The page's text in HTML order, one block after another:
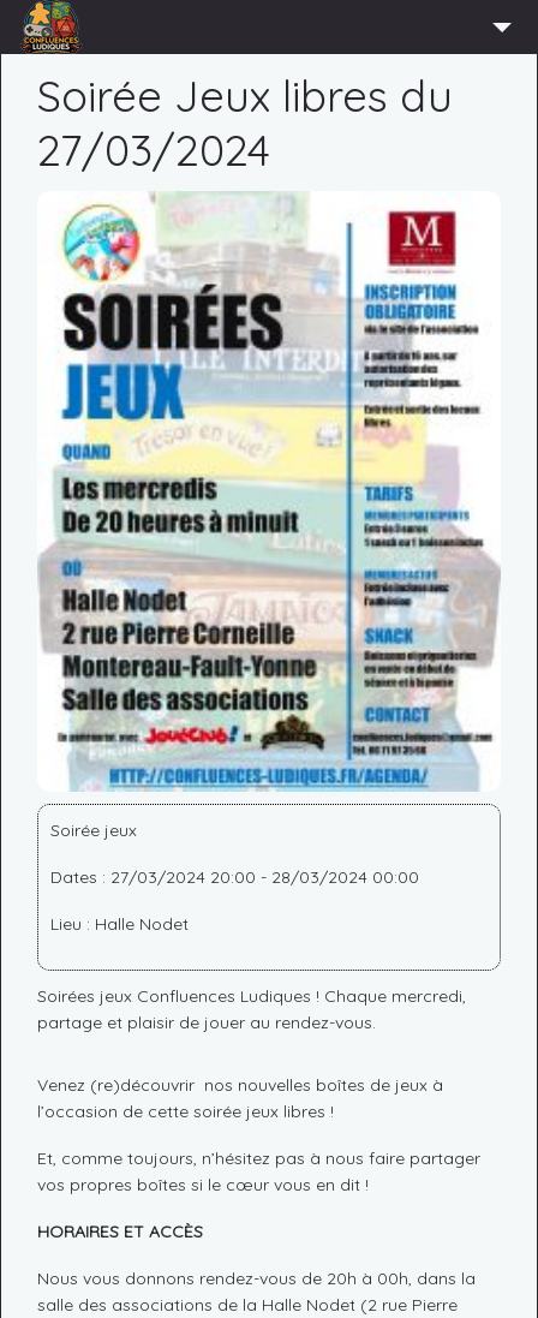
ADHÉRER
AGENDA
LUDOTHÈQUE
PARTENAIRES
CONNEXION
Soirée Jeux libres du
27/03/2024
Soirée jeux
Dates : 27/03/2024 20:00 - 28/03/2024 00:00
Lieu : Halle Nodet
Soirées jeux Confluences Ludiques ! Chaque mercredi,
partage et plaisir de jouer au rendez-vous.
Venez (re)découvrir nos nouvelles boîtes de jeux à
l’occasion de cette soirée jeux libres !
Et, comme toujours, n’hésitez pas à nous faire partager
vos propres boîtes si le cœur vous en dit !
HORAIRES ET ACCÈS
Nous vous donnons rendez-vous de 20h à 00h, dans la
salle des associations de la Halle Nodet (2 rue Pierre